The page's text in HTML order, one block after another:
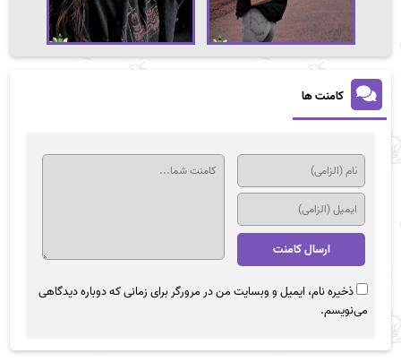
کامنت ها
ذخیره نام، ایمیل و وبسایت من در مرورگر برای زمانی که دوباره دیدگاهی
می‌نویسم.